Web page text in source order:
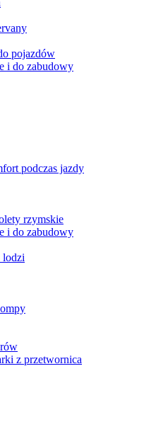
pojazdów
i do zabudowy
podczas jazdy
rzymskie
i do zabudowy
lodzi
z przetwornica